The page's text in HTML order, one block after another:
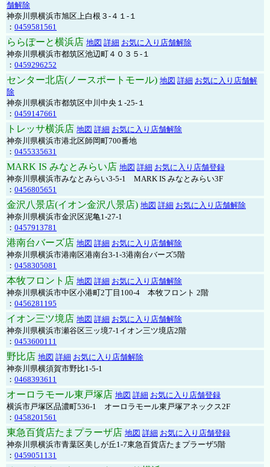
舗解除
神奈川県横浜市旭区上白根３-４１-１
： 0459581561
ららぽーと横浜店 地図 詳細 お気に入り店舗解除
神奈川県横浜市都筑区池辺町４０３５-１
： 0459296252
センター北店(ノースポートモール) 地図 詳細 お気に入り店舗解
除
神奈川県横浜市都筑区中川中央１-25-１
： 0459147661
トレッサ横浜店 地図 詳細 お気に入り店舗解除
神奈川県横浜市港北区師岡町700番地
： 0455335631
MARK IS みなとみらい店 地図 詳細 お気に入り店舗登録
神奈川県横浜市みなとみらい3-5-1 MARK IS みなとみらい3F
： 0456805651
金沢八景店(イオン金沢八景店) 地図 詳細 お気に入り店舗解除
神奈川県横浜市金沢区泥亀1-27-1
： 0457913781
港南台バーズ店 地図 詳細 お気に入り店舗解除
神奈川県横浜市港南区港南台3-1-3港南台バーズ5階
： 0458305081
本牧フロント店 地図 詳細 お気に入り店舗解除
神奈川県横浜市中区小港町2丁目100-4 本牧フロント 2階
： 0456281195
イオン三ツ境店 地図 詳細 お気に入り店舗解除
神奈川県横浜市瀬谷区三ッ境7-1イオン三ツ境店2階
： 0453600111
野比店 地図 詳細 お気に入り店舗解除
神奈川県横須賀市野比1-5-1
： 0468393611
オーロラモール東戸塚店 地図 詳細 お気に入り店舗登録
横浜市戸塚区品濃町536-1 オーロラモール東戸塚アネックス2F
： 0458201561
東急百貨店たまプラーザ店 地図 詳細 お気に入り店舗登録
神奈川県横浜市青葉区美しが丘1-7東急百貨店たまプラーザ5階
： 0459051131